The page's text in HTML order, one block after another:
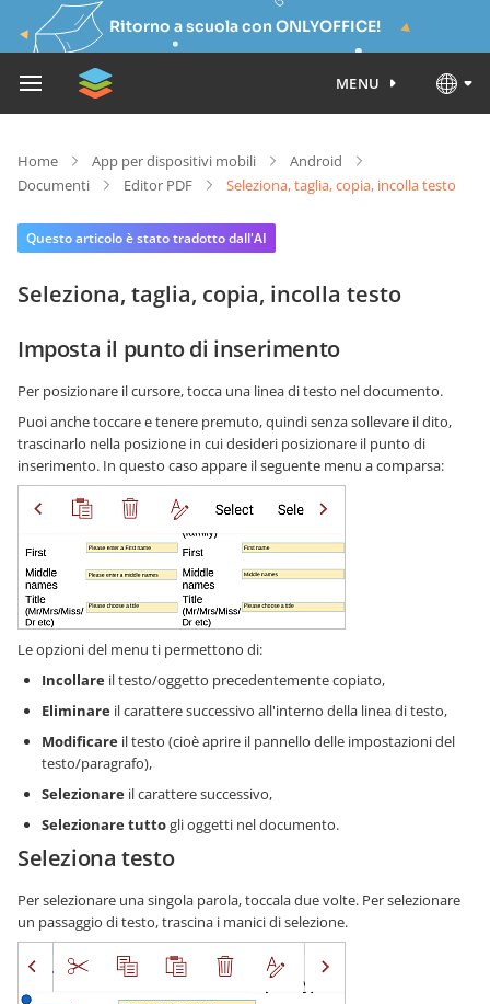
Ritorno a scuola con ONLYOFFICE!
MENU
Home App per dispositivi mobili
Android
Documenti
Editor PDF Seleziona, taglia, copia, incolla testo
Questo articolo è stato tradotto dall'AI
Seleziona, taglia, copia, incolla testo
Imposta il punto di inserimento
Per posizionare il cursore, tocca una linea di testo nel documento.
Puoi anche toccare e tenere premuto, quindi senza sollevare il dito,
trascinarlo nella posizione in cui desideri posizionare il punto di
inserimento. In questo caso appare il seguente menu a comparsa:
Le opzioni del menu ti permettono di:
Incollare il testo/oggetto precedentemente copiato,
Eliminare il carattere successivo all'interno della linea di testo,
Modificare il testo (cioè aprire il pannello delle impostazioni del
testo/paragrafo),
Selezionare il carattere successivo,
Selezionare tuttogli oggetti nel documento.
Seleziona testo
Per selezionare una singola parola, toccala due volte. Per selezionare
un passaggio di testo, trascina i manici di selezione.